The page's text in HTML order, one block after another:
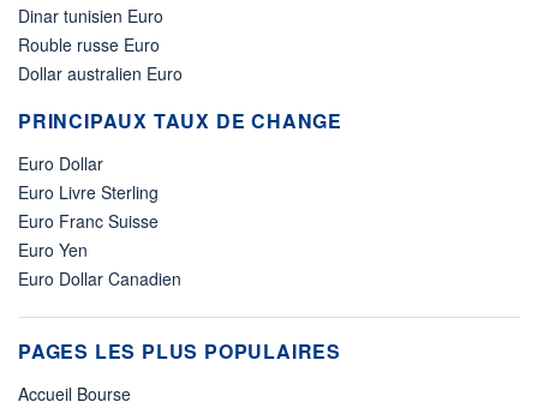
Dinar tunisien Euro
Rouble russe Euro
Dollar australien Euro
PRINCIPAUX TAUX DE CHANGE
Euro Dollar
Euro Livre Sterling
Euro Franc Suisse
Euro Yen
Euro Dollar Canadien
PAGES LES PLUS POPULAIRES
Accueil Bourse